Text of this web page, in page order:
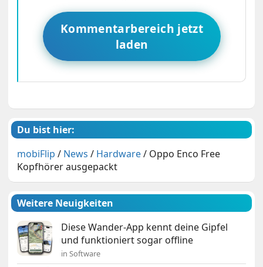
Kommentarbereich jetzt
laden
Du bist hier:
mobiFlip / News / Hardware/ Oppo Enco Free
Kopfhörer ausgepackt
Weitere Neuigkeiten
Diese Wander-App kennt deine Gipfel
und funktioniert sogar offline
in Software